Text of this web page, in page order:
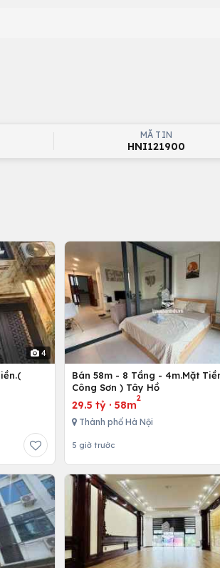
MÃ TIN
HNI121900
4
Bán 58m - 8 Tầng - 4m.Mặt
Công Sơn ) Tây Hồ
29.5 tỷ· 58m
2
Thành phố Hà Nội
5 giờ trước